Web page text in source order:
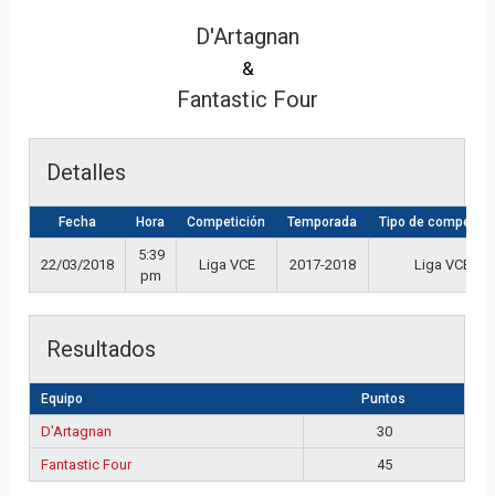
D'Artagnan
&
Fantastic Four
Detalles
Fecha Hora Competición Temporada Tipo de
22/03/2018
5:39
pm
Liga VCE 2017-2018 Liga VCE
Resultados
Equipo Puntos
D'Artagnan
30
Fantastic Four
45